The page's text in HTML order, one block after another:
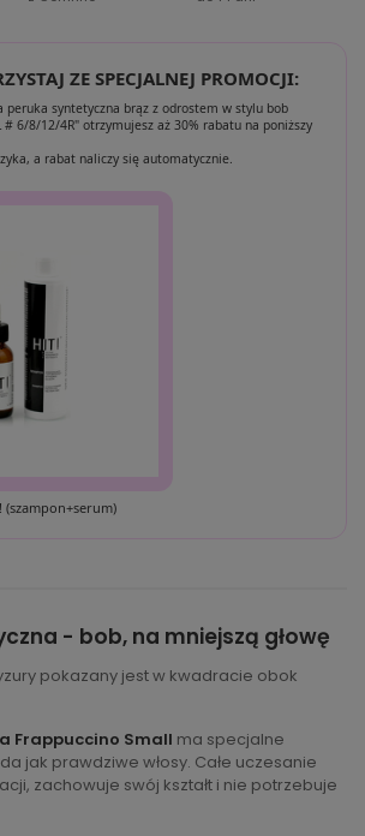
ZE SPECJALNEJ PROMOCJI:
peruka syntetyczna brąz z odrostem w stylu bob
# 6/8/12/4R" otrzymujesz aż 30% rabatu na poniższy
a rabat naliczy się automatycznie.
(szampon+serum)
- bob, na mniejszą głowę
pokazany jest w kwadracie obok
Frappuccino Small ma specjalne
jak prawdziwe włosy. Całe uczesanie
zachowuje swój kształt i nie potrzebuje